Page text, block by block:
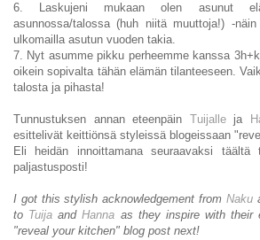
6. Laskujeni mukaan olen asunut
asunnossa/talossa (huh niitä muuttoja!) -
ulkomailla asutun vuoden takia.
7. Nyt asumme pikku perheemme kanssa
oikein sopivalta tähän elämän tilanteeseen.
talosta ja pihasta!
Tunnustuksen annan eteenpäin Tuijalleja
esittelivät keittiönsä styleissä blogeissaan
Eli heidän innoittamana seuraavaksi täältä
paljastusposti!
I got this stylish acknowledgement from Naku
to Tuija andHanna as they inspire with their
"reveal your kitchen" blog post next!